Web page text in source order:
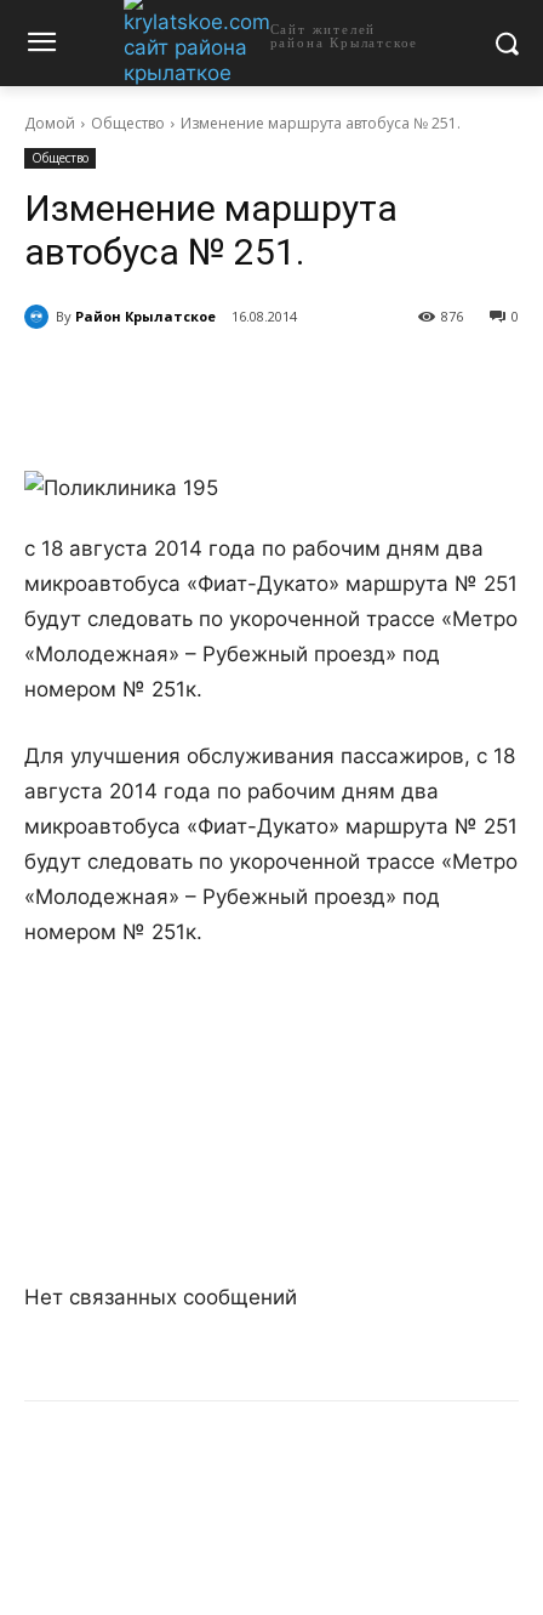
Сайт жителей
района Крылатское
Домой Общество Изменение маршрута автобуса № 251.
Общество
Изменение маршрута
автобуса № 251.
By Район Крылатское 16.08.2014 0
876
с 18 августа 2014 года по рабочим дням два
микроавтобуса «Фиат-Дукато» маршрута № 251
будут следовать по укороченной трассе «Метро
«Молодежная» – Рубежный проезд» под
номером № 251к.
Для улучшения обслуживания пассажиров, с 18
августа 2014 года по рабочим дням два
микроавтобуса «Фиат-Дукато» маршрута № 251
будут следовать по укороченной трассе «Метро
«Молодежная» – Рубежный проезд» под
номером № 251к.
Нет связанных сообщений